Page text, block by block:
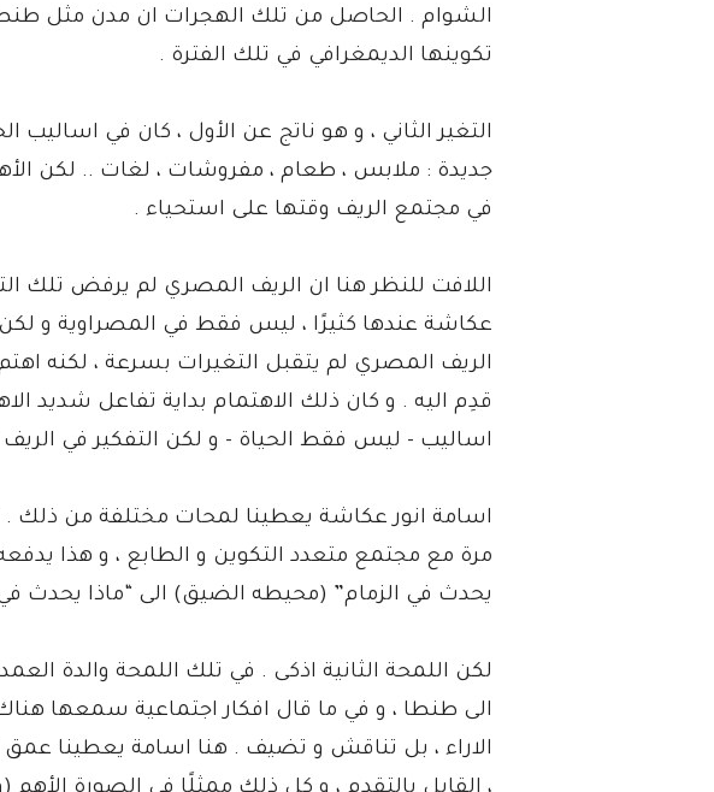
الشوام . الحاصل من تلك الهجرات ان مدن مثل
تكوينها الديمغرافي في تلك الفترة .
التغير الثاني ، و هو ناتج عن الأول ، كان في اساليب
جديدة : ملابس ، طعام ، مفروشات ، لغات .. لكن
في مجتمع الريف وقتها على استحياء .
اللافت للنظر هنا ان الريف المصري لم يرفض تلك
عكاشة عندها كثيرًا ، ليس فقط في المصراوية و
الريف المصري لم يتقبل التغيرات بسرعة ، لكنه
قدِم اليه . و كان ذلك الاهتمام بداية تفاعل شديد
اساليب - ليس فقط الحياة - و لكن التفكير في
اسامة انور عكاشة يعطينا لمحات مختلفة من ذلك .
مرة مع مجتمع متعدد التكوين و الطابع ، و هذا
يحدث في الزمام” (محيطه الضيق) الى “ماذا يحدث
لكن اللمحة الثانية اذكى . في تلك اللمحة والدة
الى طنطا ، و في ما قال افكار اجتماعية سمعها
الاراء ، بل تناقش و تضيف . هنا اسامة يعطينا عمق